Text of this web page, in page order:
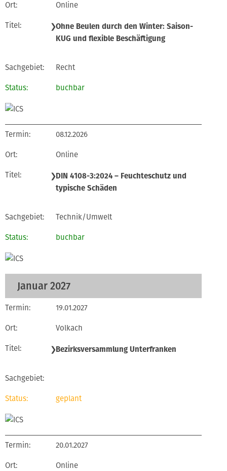
Online
❯Ohne Beulen durch den Winter: Saison-
KUG und flexible Beschäftigung
Recht
buchbar
08.12.2026
Online
❯DIN 4108-3:2024 – Feuchteschutz und
typische Schäden
Technik/Umwelt
buchbar
Januar 2027
19.01.2027
Volkach
❯Bezirksversammlung Unterfranken
geplant
20.01.2027
Online